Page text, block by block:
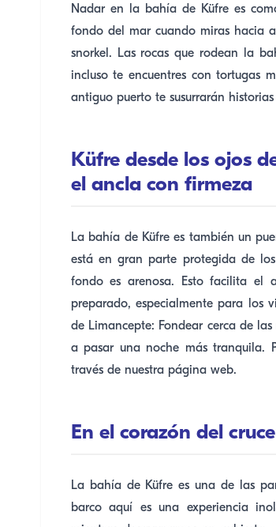
Nadar en la bahía de Küfre es
fondo del mar cuando miras hacia
snorkel. Las rocas que rodean la
incluso te encuentres con tortugas
antiguo puerto te susurrarán
Küfre desde los ojos
el ancla con firmeza
La bahía de Küfre es también un
está en gran parte protegida de
fondo es arenosa. Esto facilita el
preparado, especialmente para los
de Limancepte: Fondear cerca de
a pasar una noche más tranquila.
través de nuestra página web.
En el corazón del
La bahía de Küfre es una de las
barco aquí es una experiencia